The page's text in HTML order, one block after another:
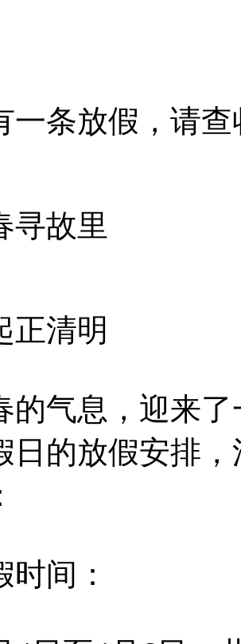
一条放假，请查
寻故里
正清明
的气息，迎来
日的放假安排
间：